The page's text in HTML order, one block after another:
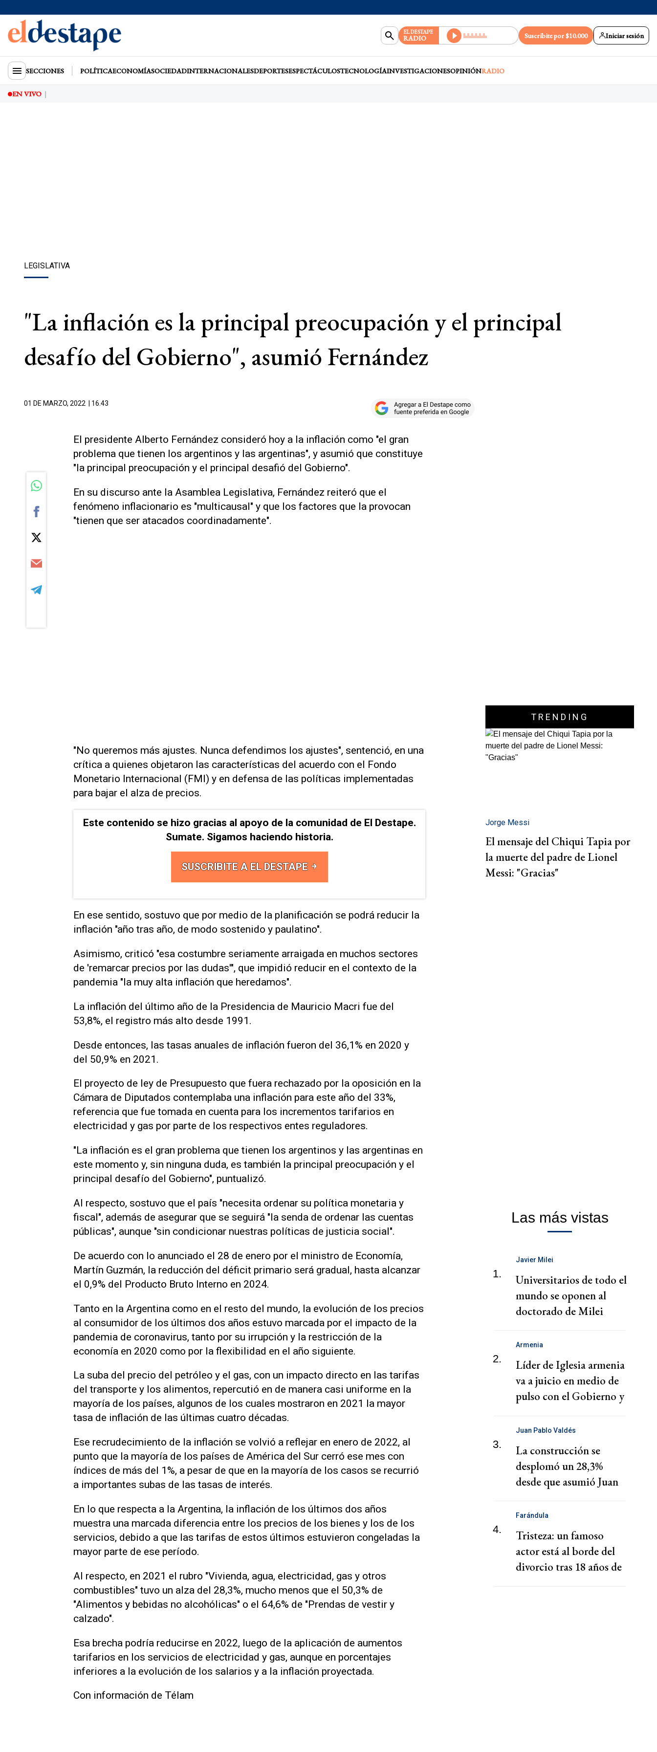
EL DESTAPE
RADIO Suscribite por $10.000 Iniciar sesión
SECCIONES POLÍTICAECONOMÍASOCIEDADINTERNACIONALESDEPORTESESPECTÁCULOSTECNOLOGÍAINVESTIGACIONESOPINIÓNRADIO
EN VIVO
LEGISLATIVA
"La inflación es la principal preocupación y el principal
desafío del Gobierno", asumió Fernández
01 DE MARZO, 2022 | 16.43
El presidente Alberto Fernández consideró hoy a la inflación como "el gran
problema que tienen los argentinos y las argentinas", y asumió que constituye
"la principal preocupación y el principal desafió del Gobierno".
En su discurso ante la Asamblea Legislativa, Fernández reiteró que el
fenómeno inflacionario es "multicausal" y que los factores que la provocan
"tienen que ser atacados coordinadamente".
"No queremos más ajustes. Nunca defendimos los ajustes", sentenció, en una
crítica a quienes objetaron las características del acuerdo con el Fondo
Monetario Internacional (FMI) y en defensa de las políticas implementadas
para bajar el alza de precios.
Este contenido se hizo gracias al apoyo de la comunidad de El Destape.
Sumate. Sigamos haciendo historia.
SUSCRIBITE A EL DESTAPE
En ese sentido, sostuvo que por medio de la planificación se podrá reducir la
inflación "año tras año, de modo sostenido y paulatino".
Asimismo, criticó "esa costumbre seriamente arraigada en muchos sectores
de 'remarcar precios por las dudas'", que impidió reducir en el contexto de la
pandemia "la muy alta inflación que heredamos".
La inflación del último año de la Presidencia de Mauricio Macri fue del
53,8%, el registro más alto desde 1991.
Desde entonces, las tasas anuales de inflación fueron del 36,1% en 2020 y
del 50,9% en 2021.
El proyecto de ley de Presupuesto que fuera rechazado por la oposición en la
Cámara de Diputados contemplaba una inflación para este año del 33%,
referencia que fue tomada en cuenta para los incrementos tarifarios en
electricidad y gas por parte de los respectivos entes reguladores.
"La inflación es el gran problema que tienen los argentinos y las argentinas en
este momento y, sin ninguna duda, es también la principal preocupación y el
principal desafío del Gobierno", puntualizó.
Al respecto, sostuvo que el país "necesita ordenar su política monetaria y
fiscal", además de asegurar que se seguirá "la senda de ordenar las cuentas
públicas", aunque "sin condicionar nuestras políticas de justicia social".
De acuerdo con lo anunciado el 28 de enero por el ministro de Economía,
Martín Guzmán, la reducción del déficit primario será gradual, hasta alcanzar
el 0,9% del Producto Bruto Interno en 2024.
Tanto en la Argentina como en el resto del mundo, la evolución de los precios
al consumidor de los últimos dos años estuvo marcada por el impacto de la
pandemia de coronavirus, tanto por su irrupción y la restricción de la
economía en 2020 como por la flexibilidad en el año siguiente.
La suba del precio del petróleo y el gas, con un impacto directo en las tarifas
del transporte y los alimentos, repercutió en de manera casi uniforme en la
mayoría de los países, algunos de los cuales mostraron en 2021 la mayor
tasa de inflación de las últimas cuatro décadas.
Ese recrudecimiento de la inflación se volvió a reflejar en enero de 2022, al
punto que la mayoría de los países de América del Sur cerró ese mes con
índices de más del 1%, a pesar de que en la mayoría de los casos se recurrió
a importantes subas de las tasas de interés.
En lo que respecta a la Argentina, la inflación de los últimos dos años
muestra una marcada diferencia entre los precios de los bienes y los de los
servicios, debido a que las tarifas de estos últimos estuvieron congeladas la
mayor parte de ese período.
Al respecto, en 2021 el rubro "Vivienda, agua, electricidad, gas y otros
combustibles" tuvo un alza del 28,3%, mucho menos que el 50,3% de
"Alimentos y bebidas no alcohólicas" o el 64,6% de "Prendas de vestir y
calzado".
Esa brecha podría reducirse en 2022, luego de la aplicación de aumentos
tarifarios en los servicios de electricidad y gas, aunque en porcentajes
inferiores a la evolución de los salarios y a la inflación proyectada.
Con información de Télam
TRENDING
Jorge Messi
El mensaje del Chiqui Tapia por
la muerte del padre de Lionel
Messi: "Gracias"
Las más vistas
1.
Javier Milei
Universitarios de todo el
mundo se oponen al
doctorado de Milei
2.
Armenia
Líder de Iglesia armenia
va a juicio en medio de
pulso con el Gobierno y
3.
Juan Pablo Valdés
La construcción se
desplomó un 28,3%
desde que asumió Juan
Corrientes
4.
Farándula
Tristeza: un famoso
actor está al borde del
divorcio tras 18 años de